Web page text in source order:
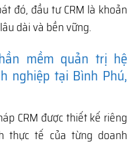
đó, đầu tư CRM là khoản
dài và bền vững.
mềm quản trị hệ
nghiệp tại Bình Phú,
CRM được thiết kế riêng
thực tế của từng doanh